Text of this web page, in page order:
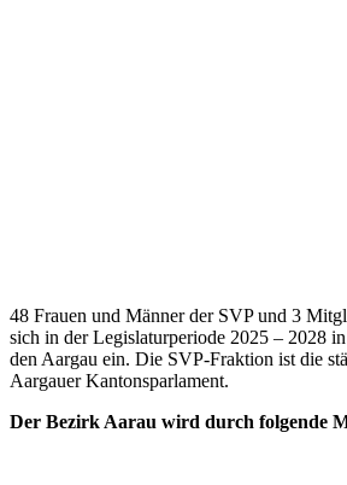
48 Frauen und Männer der SVP und 3
sich in der Legislaturperiode 2025 – 2028
den Aargau ein. Die SVP-Fraktion ist die
Aargauer Kantonsparlament.
Der Bezirk Aarau wird durch folgende